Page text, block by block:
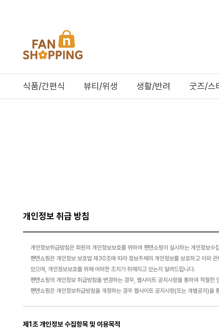
식품/간편식 뷰티/위생 생활/반려 굿즈/스
개인정보 취급 방침
개인정보취급방침은 회원의 개인정보보호를 위하여 팬앤쇼핑이 실시하는 개인정보
팬앤쇼핑은 개인정보 보호법 제30조에 따라 정보주체의 개인정보를 보호하고 이와
있으며, 개인정보보호를 위해 어떠한 조치가 취해지고 있는지 알려드립니다.
팬앤쇼핑의 개인정보 취급방침을 변경하는 경우, 웹사이트 공지사항을 통하여 적절
팬앤쇼핑은 개인정보취급방침을 개정하는 경우 웹사이트 공지사항(또는 개별공지)을
제1조 개인정보 수집항목 및 이용목적